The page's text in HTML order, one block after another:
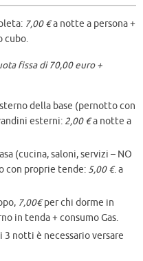
7,00 €a notte a persona +
cubo.
fissa di 70,00 euro +
della base (pernotto con
esterni: 2,00 €a notte a
(cucina, saloni, servizi – NO
con proprie tende: 5,00 €. a
7,00€per chi dorme in
in tenda + consumo Gas.
notti è necessario versare